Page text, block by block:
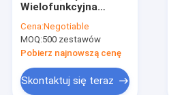
Wielofunkcyjna
kuchenka do
gotowania ryżu 220 V
Gruba wkładka do
czajnika
Trójwymiarowe
ogrzewanie
Cena:Negotiable
MOQ:500 zestawów
Pobierz najnowszą cenę
Skontaktuj się teraz